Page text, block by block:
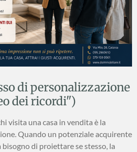
di personalizzazione
dei ricordi")
visita una casa in vendita è la
Quando un potenziale acquirente
di proiettare se stesso, la